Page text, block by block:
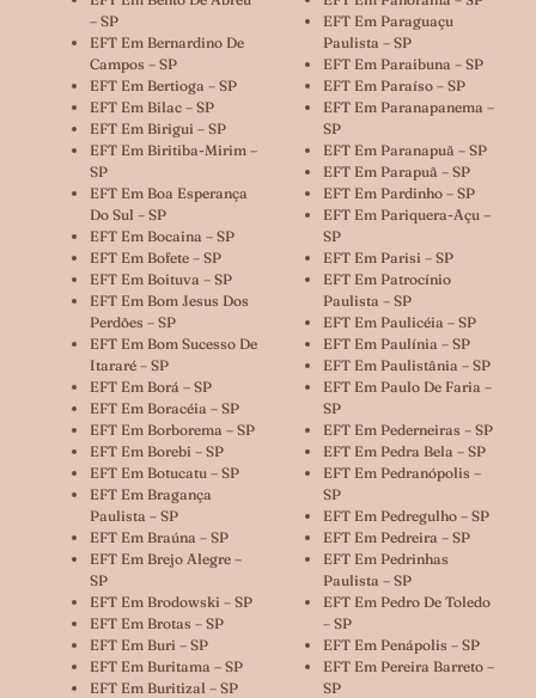
– SP
EFT Em Bernardino De
Campos – SP
EFT Em Bertioga – SP
EFT Em Bilac – SP
EFT Em Birigui – SP
EFT Em Biritiba-Mirim –
SP
EFT Em Boa Esperança
Do Sul – SP
EFT Em Bocaina – SP
EFT Em Bofete – SP
EFT Em Boituva – SP
EFT Em Bom Jesus Dos
Perdões – SP
EFT Em Bom Sucesso De
Itararé – SP
EFT Em Borá – SP
EFT Em Boracéia – SP
EFT Em Borborema – SP
EFT Em Borebi – SP
EFT Em Botucatu – SP
EFT Em Bragança
Paulista – SP
EFT Em Braúna – SP
EFT Em Brejo Alegre –
SP
EFT Em Brodowski – SP
EFT Em Brotas – SP
EFT Em Buri – SP
EFT Em Buritama – SP
EFT Em Buritizal – SP
EFT Em Paraguaçu
Paulista – SP
EFT Em Paraibuna – SP
EFT Em Paraíso – SP
EFT Em Paranapanema –
SP
EFT Em Paranapuã – SP
EFT Em Parapuã – SP
EFT Em Pardinho – SP
EFT Em Pariquera-Açu –
SP
EFT Em Parisi – SP
EFT Em Patrocínio
Paulista – SP
EFT Em Paulicéia – SP
EFT Em Paulínia – SP
EFT Em Paulistânia – SP
EFT Em Paulo De Faria –
SP
EFT Em Pederneiras – SP
EFT Em Pedra Bela – SP
EFT Em Pedranópolis –
SP
EFT Em Pedregulho – SP
EFT Em Pedreira – SP
EFT Em Pedrinhas
Paulista – SP
EFT Em Pedro De Toledo
– SP
EFT Em Penápolis – SP
EFT Em Pereira Barreto –
SP